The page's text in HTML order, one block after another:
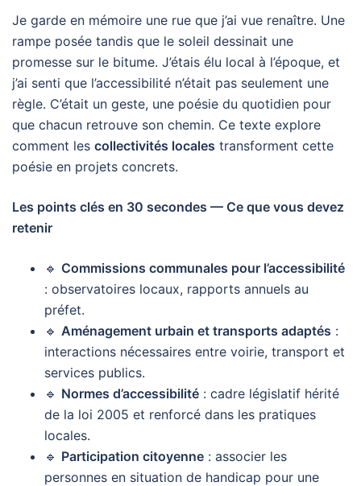
Je garde en mémoire une rue que j’ai vue renaître. Une
rampe posée tandis que le soleil dessinait une
promesse sur le bitume. J’étais élu local à l’époque, et
j’ai senti que l’accessibilité n’était pas seulement une
règle. C’était un geste, une poésie du quotidien pour
que chacun retrouve son chemin. Ce texte explore
comment les collectivités locales transforment cette
poésie en projets concrets.
Les points clés en 30 secondes — Ce que vous devez
retenir
🔹 Commissions communales pour l’accessibilité
: observatoires locaux, rapports annuels au
préfet.
🔹 Aménagement urbain et transports adaptés :
interactions nécessaires entre voirie, transport et
services publics.
🔹 Normes d’accessibilité : cadre législatif hérité
de la loi 2005 et renforcé dans les pratiques
locales.
🔹 Participation citoyenne : associer les
personnes en situation de handicap pour une